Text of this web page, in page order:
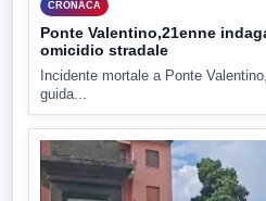
CRONACA
Ponte Valentino,21enne
omicidio stradale
Incidente mortale a Ponte
guida...